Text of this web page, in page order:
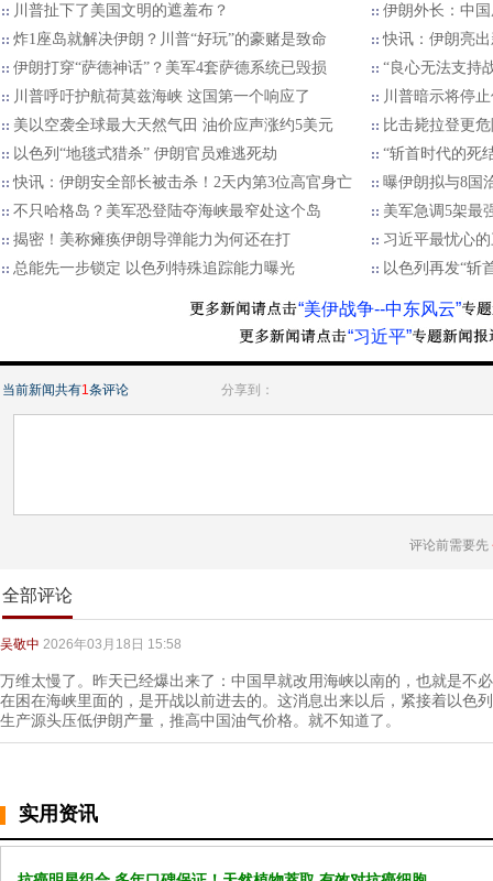
川普扯下了美国文明的遮羞布？
伊朗外长：中
炸1座岛就解决伊朗？川普“好玩”的豪赌是致命
快讯：伊朗亮
伊朗打穿“萨德神话”？美军4套萨德系统已毁损
“良心无法支持
川普呼吁护航荷莫兹海峡 这国第一个响应了
川普暗示将停
美以空袭全球最大天然气田 油价应声涨约5美元
比击毙拉登更
以色列“地毯式猎杀” 伊朗官员难逃死劫
“斩首时代的死
快讯：伊朗安全部长被击杀！2天内第3位高官身亡
曝伊朗拟与8国
不只哈格岛？美军恐登陆夺海峡最窄处这个岛
美军急调5架最
揭密！美称瘫痪伊朗导弹能力为何还在打
习近平最忧心
总能先一步锁定 以色列特殊追踪能力曝光
以色列再发“斩
“美伊战争--中东风云”
“习近平”
当前新闻共有1条评论 分享到：
评论前需要先
全部评论
吴敬中 2026年03月18日 15:58
万维太慢了。昨天已经爆出来了：中国早就改用海峡以南的，也就是不
在困在海峡里面的，是开战以前进去的。这消息出来以后，紧接着以色
生产源头压低伊朗产量，推高中国油气价格。就不知道了。
实用资讯